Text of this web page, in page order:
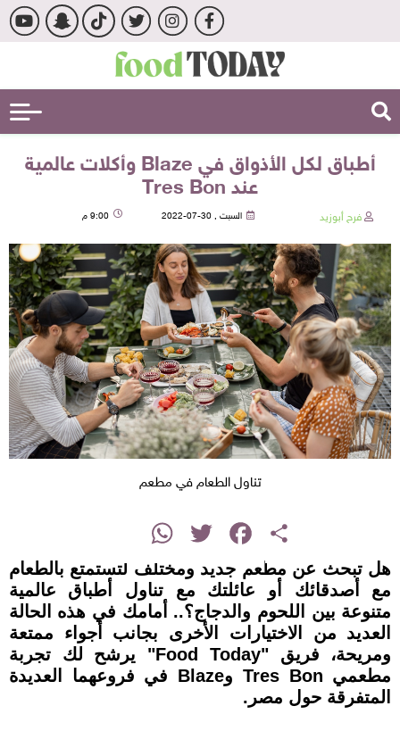
أطباق لكل الأذواق في Blaze وأكلات عالمية
عند Tres Bon
فرح أبوزيد السبت , 30-07-2022 9:00 م
تناول الطعام في مطعم
Share
Facebook
Twitter
WhatsApp
هل تبحث عن مطعم جديد ومختلف لتستمتع بالطعام
مع أصدقائك أو عائلتك مع تناول أطباق عالمية
متنوعة بين اللحوم والدجاج؟.. أمامك في هذه الحالة
العديد من الاختيارات الأخرى بجانب أجواء ممتعة
ومريحة، فريق "Food Today" يرشح لك تجربة
مطعمي Tres Bon وBlaze في فروعهما العديدة
المتفرقة حول مصر.